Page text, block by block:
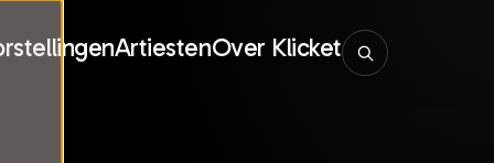
ArtiestenOver Klicket